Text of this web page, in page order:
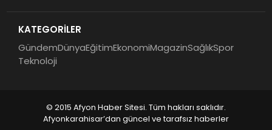
KATEGORİLER
GündemDünyaEğitimEkonomiMagazinSağlıkSpor
Teknoloji
© 2015 Afyon Haber Sitesi. Tüm hakları saklıdır.
Afyonkarahisar’dan güncel ve tarafsız haberler